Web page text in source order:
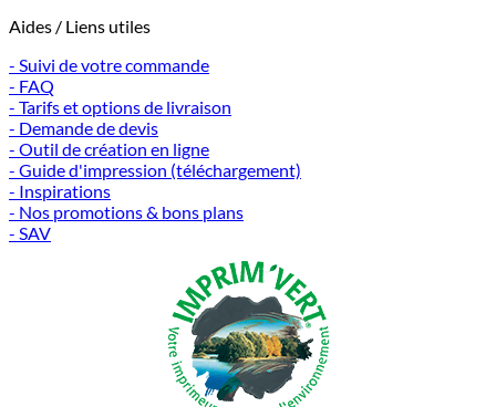
Aides / Liens utiles
- Suivi de votre commande
- FAQ
- Tarifs et options de livraison
- Demande de devis
- Outil de création en ligne
- Guide d'impression (téléchargement)
- Inspirations
- Nos promotions & bons plans
- SAV